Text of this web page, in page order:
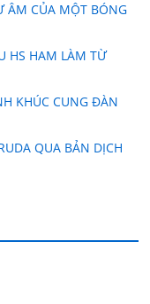
ÂM CỦA MỘT BÓNG
HS HAM LÀM TỪ
KHÚC CUNG ĐÀN
QUA BẢN DỊCH